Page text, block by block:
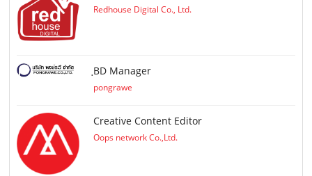
Redhouse Digital Co., Ltd.
ฺBD Manager
pongrawe
Creative Content Editor
Oops network Co.,Ltd.